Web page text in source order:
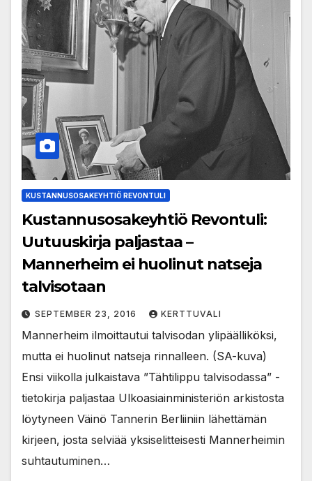
KUSTANNUSOSAKEYHTIÖ REVONTULI
Kustannusosakeyhtiö Revontuli:
Uutuuskirja paljastaa –
Mannerheim ei huolinut natseja
talvisotaan
SEPTEMBER 23, 2016 KERTTUVALI
Mannerheim ilmoittautui talvisodan ylipäälliköksi,
mutta ei huolinut natseja rinnalleen. (SA-kuva)
Ensi viikolla julkaistava ”Tähtilippu talvisodassa” -
tietokirja paljastaa Ulkoasiainministeriön arkistosta
löytyneen Väinö Tannerin Berliiniin lähettämän
kirjeen, josta selviää yksiselitteisesti Mannerheimin
suhtautuminen…